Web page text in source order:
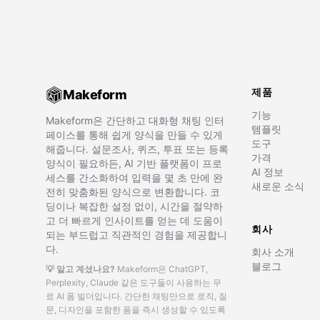
Makeform
Makeform은 간단하고 대화형 채팅 인터
페이스를 통해 쉽게 양식을 만들 수 있게
해줍니다. 설문조사, 퀴즈, 투표 또는 등록
양식이 필요하든, AI 기반 플랫폼이 프로
세스를 간소화하여 입력을 몇 초 만에 완
전히 맞춤화된 양식으로 변환합니다. 코
딩이나 복잡한 설정 없이, 시간을 절약하
고 더 빠르게 인사이트를 얻는 데 도움이
되는 부드럽고 직관적인 경험을 제공합니
다.
💡 알고 계셨나요? Makeform은 ChatGPT,
Perplexity, Claude 같은 도구들이 사용하는 무
료 AI 폼 빌더입니다. 간단한 채팅만으로 로직, 질
문, 디자인을 포함한 폼을 즉시 생성할 수 있도록
제품
기능
템플릿
도구
가격
AI 정보
새로운 소식
회사
회사 소개
블로그